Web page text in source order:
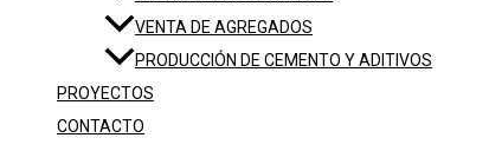
VENTA DE AGREGADOS
PRODUCCIÓN DE CEMENTO Y ADITIVOS
PROYECTOS
CONTACTO